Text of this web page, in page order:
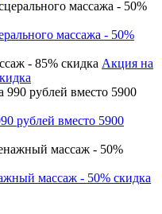
массажа - 50%
Акция на
рублей вместо 5900
массаж - 50% скидка